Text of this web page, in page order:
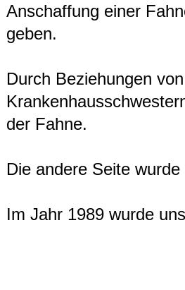
Anschaffung einer
geben.
Durch Beziehungen
der Fahne.
Die andere Seite
Im Jahr 1989 wurde